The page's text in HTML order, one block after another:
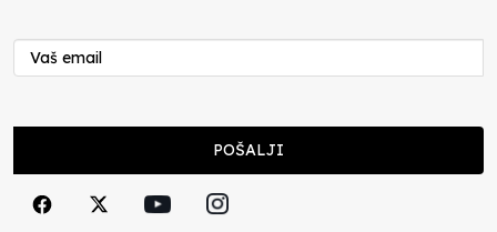
Nenad Veličković
29.10.2024
Cuke i djeca
POŠALJI